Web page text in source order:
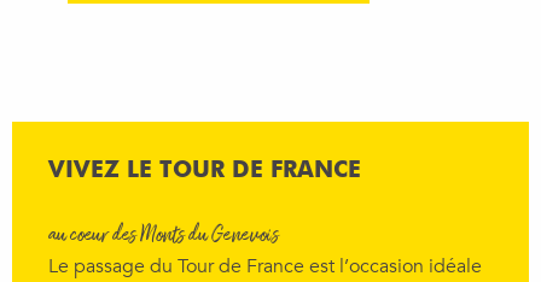
VIVEZ LE TOUR DE FRANCE
au cœur des Monts du Genevois
Le passage du Tour de France est l’occasion idéale